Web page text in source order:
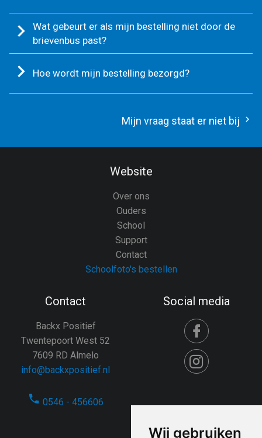
Wij gebruiken
Wat gebeurt er als mijn bestelling niet door de
brievenbus past?
Hoe wordt mijn bestelling bezorgd?
Mijn vraag staat er niet bij
Website
Over ons
Ouders
School
Support
Contact
Schoolfoto's bestellen
Contact
Backx Positief
Twentepoort West 52
7609 RD Almelo
info@backxpositief.nl
0546 - 456606
Social media